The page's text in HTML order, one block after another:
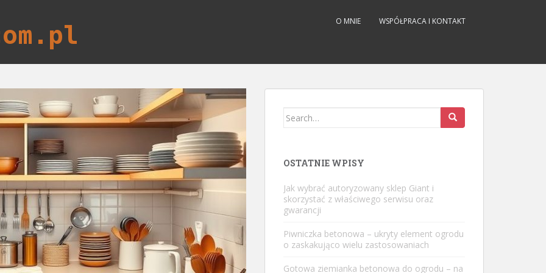
O MNIE WSPÓŁPRACA I KONTAKT
Search
OSTATNIE WPISY
Jak wybrać autoryzowany sklep Giant i
skorzystać z właściwego serwisu oraz
gwarancji
Piwniczka betonowa – ukryty element ogrodu
o zaskakująco wielu zastosowaniach
Gotowa ziemianka betonowa do ogrodu – na